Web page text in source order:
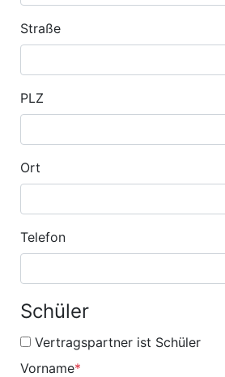
Straße
PLZ
Ort
Telefon
Schüler
Vertragspartner ist Schüler
Vorname*